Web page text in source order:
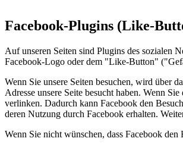
Facebook-Plugins (Like-
Auf unseren Seiten sind Plugins des sozialen
Facebook-Logo oder dem "Like-Button"
Wenn Sie unsere Seiten besuchen, wird über
Adresse unsere Seite besucht haben. Wenn
verlinken. Dadurch kann Facebook den
deren Nutzung durch Facebook erhalten.
Wenn Sie nicht wünschen, dass Facebook